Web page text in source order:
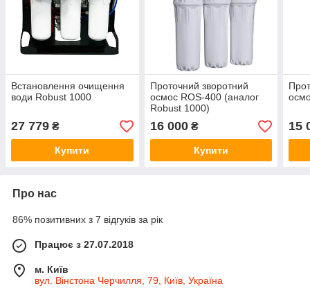
Встановлення очищення
води Robust 1000
27 779 ₴
Купити
Проточний зворотний
осмос ROS-400 (аналог
Robust 1000)
16 000₴
Купити
15
Про нас
86% позитивних з 7 відгуків за рік
Працює з 27.07.2018
м. Київ
вул. Вінстона Черчилля, 79, Київ, Україна